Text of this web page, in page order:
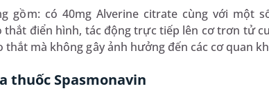
gồm: có 40mg Alverine citrate cùng với một
thắt điển hình, tác động trực tiếp lên cơ trơn tử
mà không gây ảnh hưởng đến các cơ quan
thuốc Spasmonavin